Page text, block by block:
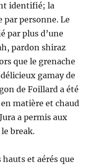
identifié; la
par personne. Le
par plus d’une
pardon shiraz
que le grenache
gamay de
de Foillard a été
matière et chaud
a permis aux
break.
et aérés que